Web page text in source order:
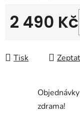
2 490 Kč
Tisk
zdrama!